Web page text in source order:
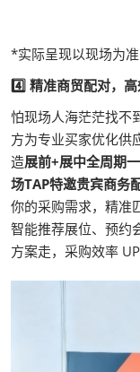
*实际呈现以现场为准
4️⃣ 精准商贸配对，
怕现场人海茫茫找不
方为专业买家优化供
造展前+展中全周期
场TAP特邀贵宾商务
你的采购需求，精
智能推荐展位、预约
方案走，采购效率 UP